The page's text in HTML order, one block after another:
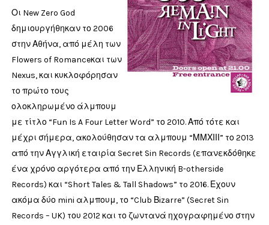
Οι New Zero God
δημιουργήθηκαν το 2006
στην Αθήνα, από μέλη των
Flowers of Romanceκαι των
Nexus, και κυκλοφόρησαν
το πρώτο τους
ολοκληρωμένο άλμπουμ
με τίτλο “Fun Is A Four Letter Word” το 2010. Από τότε και
μέχρι σήμερα, ακολούθησαν τα αλμπουμ “ΜΜΧΙΙΙ” το 2013
από την Αγγλική εταιρία Secret Sin Records (επανεκδόθηκε
ένα χρόνο αργότερα από την Ελληνική B-otherside
Records) και “Short Tales & Tall Shadows” τo 2016. Εχουν
ακόμα δύο mini αλμπουμ, το “Club Βizarre” (Secret Sin
Records – UK) του 2012 και το ζωντανά ηχογραφημένο στην